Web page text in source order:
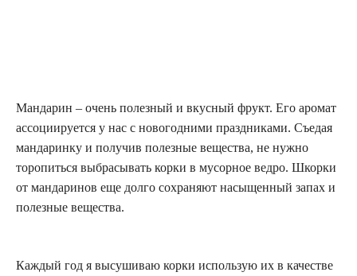
Мандарин – очень полезный и вкусный фрукт. Его аромат
ассоциируется у нас с новогодними праздниками. Съедая
мандаринку и получив полезные вещества, не нужно
торопиться выбрасывать корки в мусорное ведро. Шкорки
от мандаринов еще долго сохраняют насыщенный запах и
полезные вещества.
Каждый год я высушиваю корки использую их в качестве